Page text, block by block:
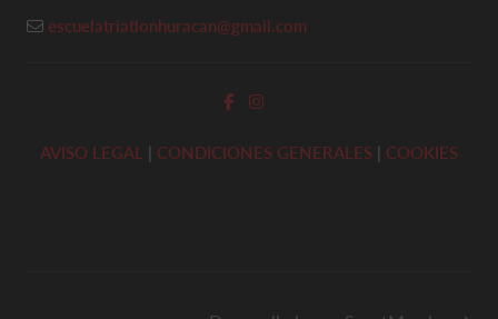
escuelatriatlonhuracan@gmail.com
AVISO LEGAL | CONDICIONES GENERALES | COOKIES